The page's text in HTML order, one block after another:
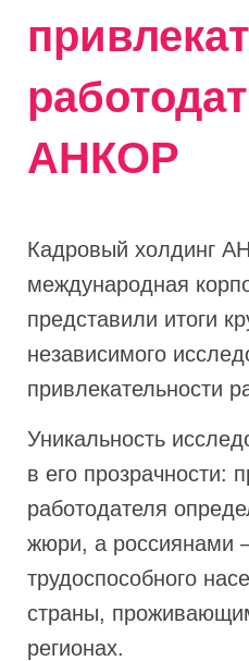
АНКОР
Кадровый холдинг
международная
представили итоги
независимого
привлекательности
Уникальность
в его прозрачности:
работодателя
жюри, а россиянами
трудоспособного
страны,
регионах.